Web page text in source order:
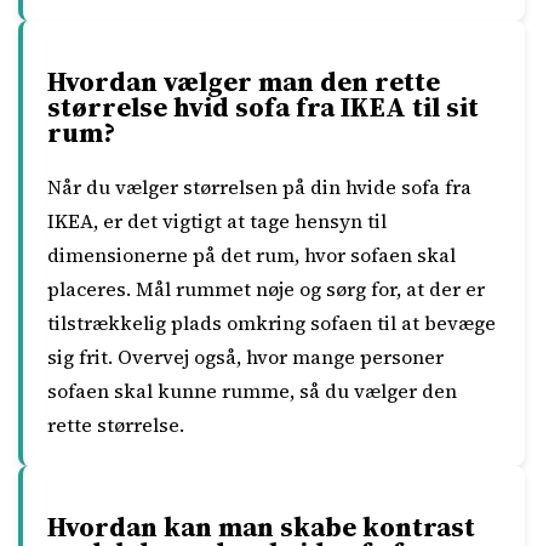
Hvordan vælger man den rette
størrelse hvid sofa fra IKEA til sit
rum?
Når du vælger størrelsen på din hvide sofa fra
IKEA, er det vigtigt at tage hensyn til
dimensionerne på det rum, hvor sofaen skal
placeres. Mål rummet nøje og sørg for, at der er
tilstrækkelig plads omkring sofaen til at bevæge
sig frit. Overvej også, hvor mange personer
sofaen skal kunne rumme, så du vælger den
rette størrelse.
Hvordan kan man skabe kontrast